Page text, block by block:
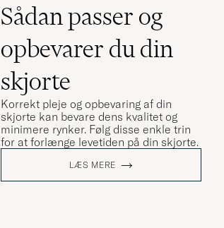
Sådan passer og
opbevarer du din
skjorte
Korrekt pleje og opbevaring af din
skjorte kan bevare dens kvalitet og
minimere rynker. Følg disse enkle trin
for at forlænge levetiden på din skjorte.
LÆS MERE